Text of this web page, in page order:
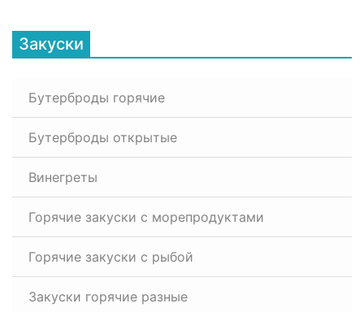
Закуски
Бутерброды горячие
Бутерброды открытые
Винегреты
Горячие закуски с морепродуктами
Горячие закуски с рыбой
Закуски горячие разные